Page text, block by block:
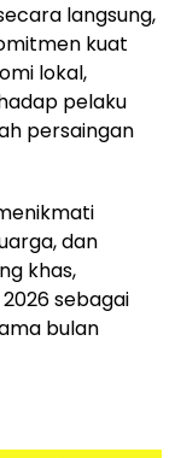
langsung,
kuat
lokal,
pelaku
persaingan
dan
khas,
2026 sebagai
bulan